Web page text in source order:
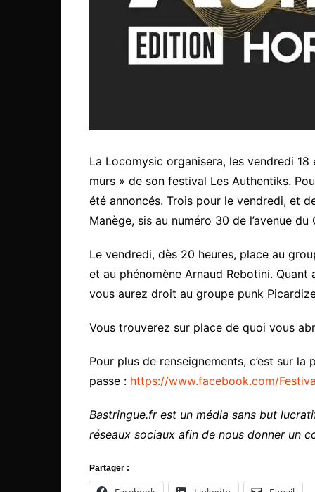
La Locomysic organisera, les vendredi
murs » de son festival Les Authentiks.
été annoncés. Trois pour le vendredi, et
Manège, sis au numéro 30 de l’avenue du
Le vendredi, dès 20 heures, place au
et au phénomène Arnaud Rebotini.
vous aurez droit au groupe punk
Vous trouverez sur place de quoi vous
Pour plus de renseignements, c’est sur
passe : https://www.facebook.com/
Bastringue.fr est un média sans but
réseaux sociaux afin de nous donner un
Partager :